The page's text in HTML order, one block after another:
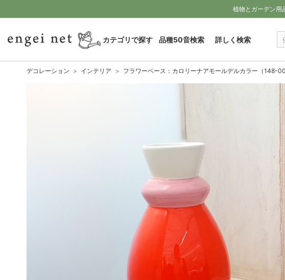
植物とガーデン用
カテゴリで探す 品種50音検索 詳しく検索
デコレーション インテリア フラワーベース：カロリーナアモールデルカラー（148-